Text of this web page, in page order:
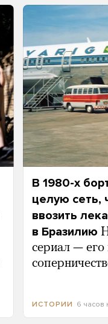
В 1980-х
целую сеть,
ввозить
в Бразилию
сериал —
ИСТОРИИ 6 часов